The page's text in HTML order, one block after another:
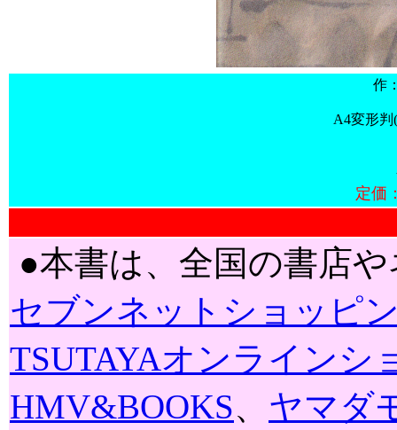
作
A4変形
定価
●本書は、全国の書店
セブンネットショッピ
TSUTAYAオンラインシ
HMV&BOOKS、 ヤマダ